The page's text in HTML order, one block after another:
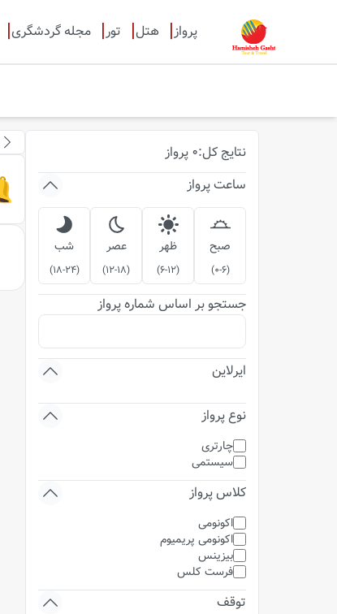
پرواز هتل تور مجله گردشگری
نتایج کل:
0 پرواز
ساعت پرواز
صبح
(
0-6
)
ظهر
(
6-12
)
عصر
(
12-18
)
شب
(
18-24
)
جستجو بر اساس شماره پرواز
ایرلاین
نوع پرواز
چارتری
سیستمی
کلاس پرواز
اکونومی
اکونومی پریمیوم
بیزینس
فرست کلس
توقف